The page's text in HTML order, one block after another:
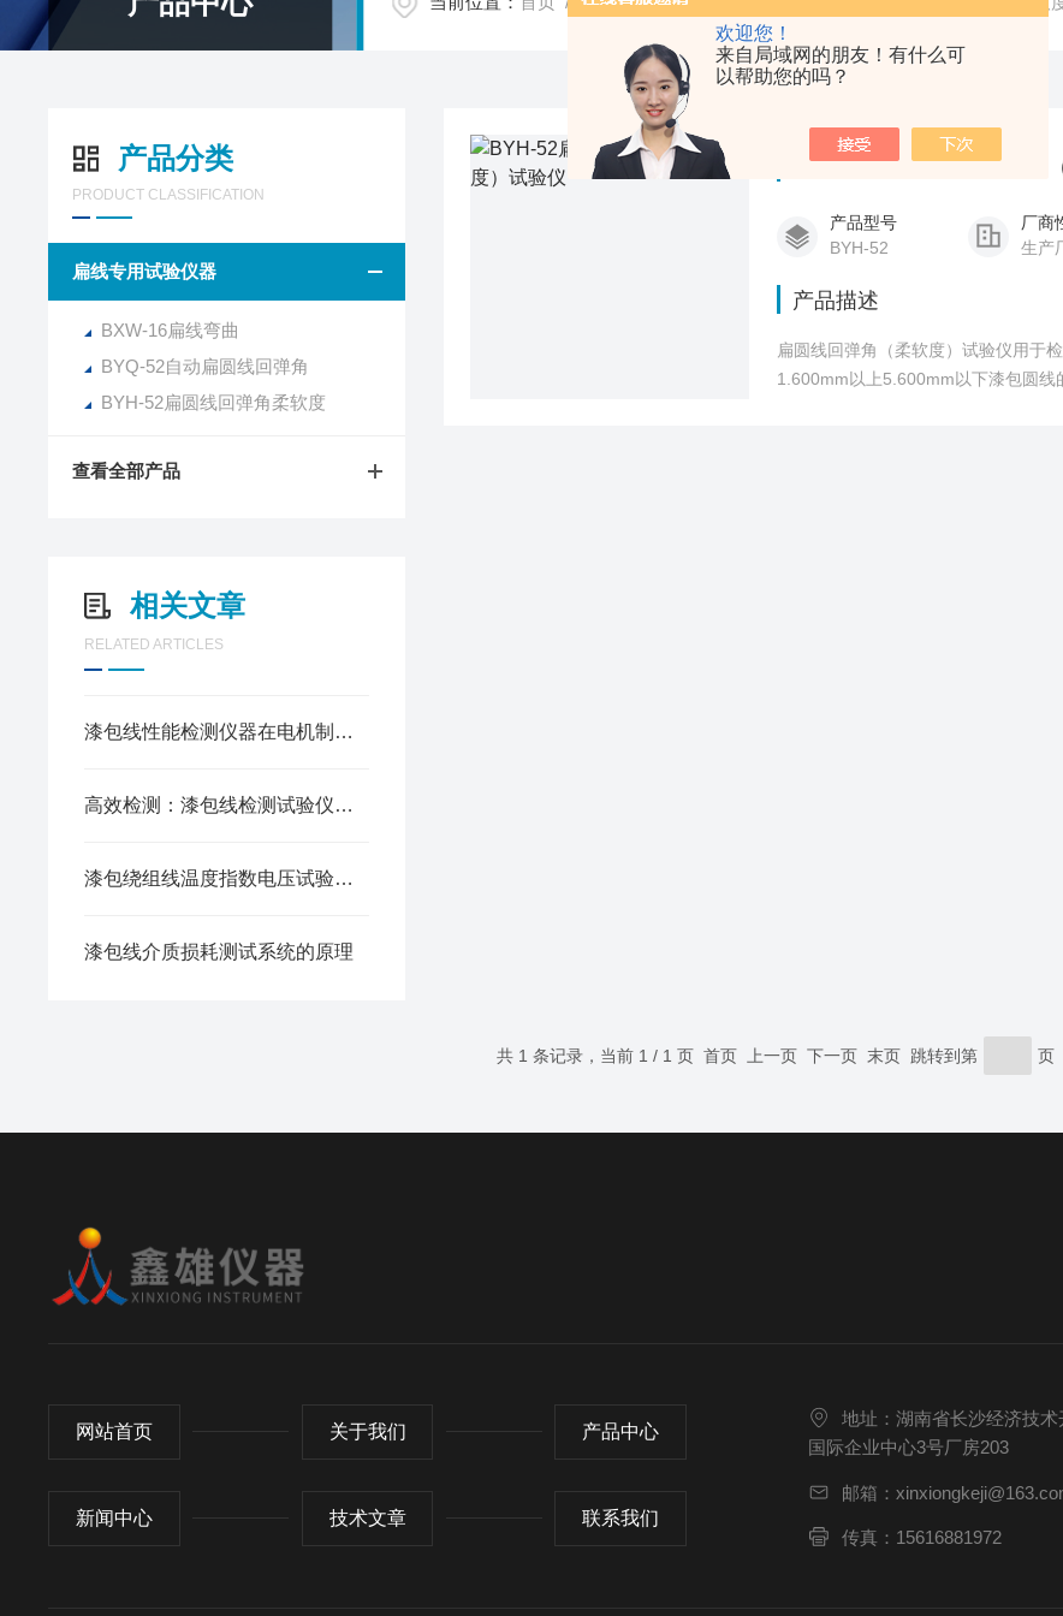
欢迎您！
来自局域网的朋友！有什么可
以帮助您的吗？
产品分类
PRODUCT CLASSIFICATION
扁线专用试验仪器
BXW-16扁线弯曲
BYQ-52自动扁圆线回弹角
BYH-52扁圆线回弹角柔软度
查看全部产品
相关文章
RELATED ARTICLES
漆包线性能检测仪器在电机制造中的应用
高效检测：漆包线检测试验仪器的工作原理
漆包绕组线温度指数电压试验仪的操作方法
漆包线介质损耗测试系统的原理
BYH-52扁圆线回弹角
产品型号
BYH-52
厂商
生产
产品描述
扁圆线回弹角（柔软度）试验仪用于
1.600mm以上5.600mm以下漆包圆线
共 1 条记录，当前 1 / 1 页 首页 上一页 下一页 末页 跳转到第 页
网站首页 关于我们 产品中心
新闻中心 技术文章 联系我们
地址：湖南省长沙经济技
国际企业中心3号厂房203
邮箱：
传真：15616881972